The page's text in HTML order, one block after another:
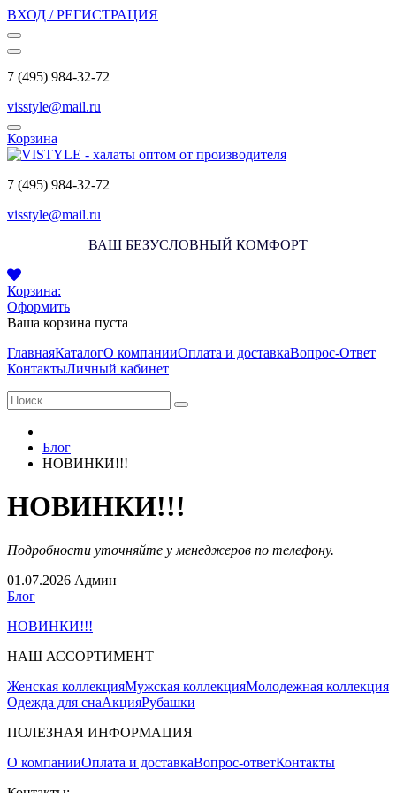
ВХОД / РЕГИСТРАЦИЯ
7 (495) 984-32-72
visstyle@mail.ru
Корзина
7 (495) 984-32-72
visstyle@mail.ru
ВАШ БЕЗУСЛОВНЫЙ КОМФОРТ
Корзина:
Оформить
Ваша корзина пуста
ГлавнаяКаталогО компанииОплата и доставкаВопрос-Ответ
КонтактыЛичный кабинет
Блог
НОВИНКИ!!!
НОВИНКИ!!!
Подробности уточняйте у менеджеров по телефону.
01.07.2026 Админ
Блог
НОВИНКИ!!!
НАШ АССОРТИМЕНТ
Женская коллекцияМужская коллекцияМолодежная коллекция
Одежда для снаАкцияРубашки
ПОЛЕЗНАЯ ИНФОРМАЦИЯ
О компанииОплата и доставкаВопрос-ответКонтакты